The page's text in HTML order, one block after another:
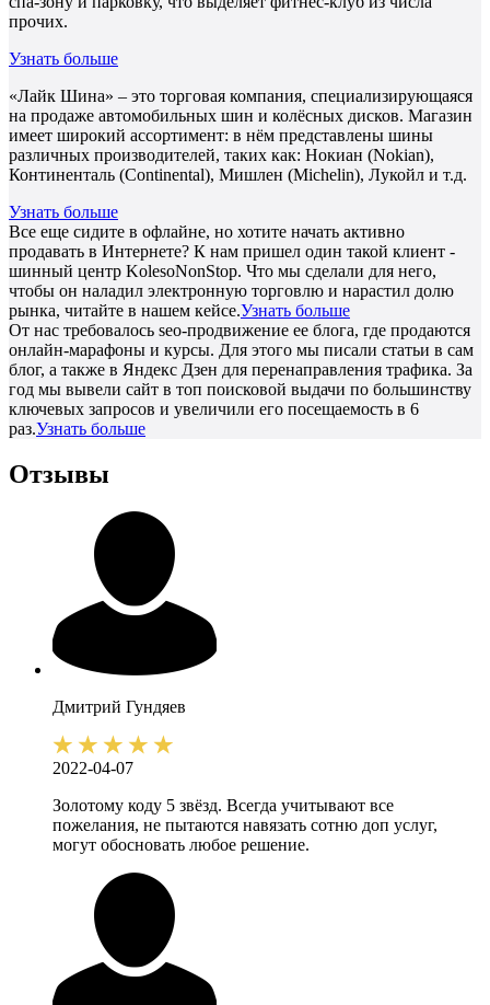
прочих.
Узнать больше
«Лайк Шина» – это торговая компания, специализирующаяся
на продаже автомобильных шин и колёсных дисков. Магазин
имеет широкий ассортимент: в нём представлены шины
различных производителей, таких как: Нокиан (Nokian),
Континенталь (Continental), Мишлен (Michelin), Лукойл и т.д.
Узнать больше
Все еще сидите в офлайне, но хотите начать активно
продавать в Интернете? К нам пришел один такой клиент -
шинный центр KolesoNonStop. Что мы сделали для него,
чтобы он наладил электронную торговлю и нарастил долю
рынка, читайте в нашем кейсе.Узнать больше
От нас требовалось seo-продвижение ее блога, где продаются
онлайн-марафоны и курсы. Для этого мы писали статьи в сам
блог, а также в Яндекс Дзен для перенаправления трафика. За
год мы вывели сайт в топ поисковой выдачи по большинству
ключевых запросов и увеличили его посещаемость в 6
раз.Узнать больше
Отзывы
Дмитрий Гундяев
2022-04-07
Золотому коду 5 звёзд. Всегда учитывают все
пожелания, не пытаются навязать сотню доп услуг,
могут обосновать любое решение.